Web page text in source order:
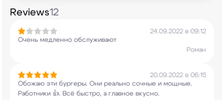
Reviews12
24.09.2022 в 09:12
Очень медленно обслуживают
Роман
20.09.2022 в 06:15
Обожаю эти бургеры. Они реально сочные и мощные.
Работники 👍. Всё быстро, а главное вкусно.